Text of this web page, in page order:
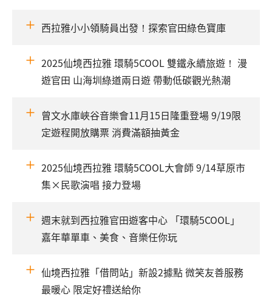
西拉雅小小領騎員出發！探索官田綠色寶庫
2025仙境西拉雅 環騎5COOL 雙鐵永續旅遊！ 漫
遊官田 山海圳綠道兩日遊 帶動低碳觀光熱潮
曾文水庫峽谷音樂會11月15日隆重登場 9/19限
定遊程開放購票 消費滿額抽黃金
2025仙境西拉雅 環騎5COOL大會師 9/14草原市
集×民歌演唱 接力登場
週末就到西拉雅官田遊客中心 「環騎5COOL」
嘉年華單車、美食、音樂任你玩
仙境西拉雅「借問站」新設2據點 微笑友善服務
最暖心 限定好禮送給你